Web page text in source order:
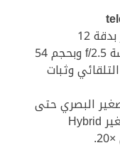
كاميرا خماسية العناصر بدقة 12
ميجابكسل، بفتحة عدسة f/2.5 وبحجم 54
وثبات
البصري حتى
×2، تدعم التكبير/التصغير Hybrid